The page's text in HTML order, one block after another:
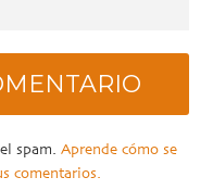
spam. Aprende cómo se
comentarios.